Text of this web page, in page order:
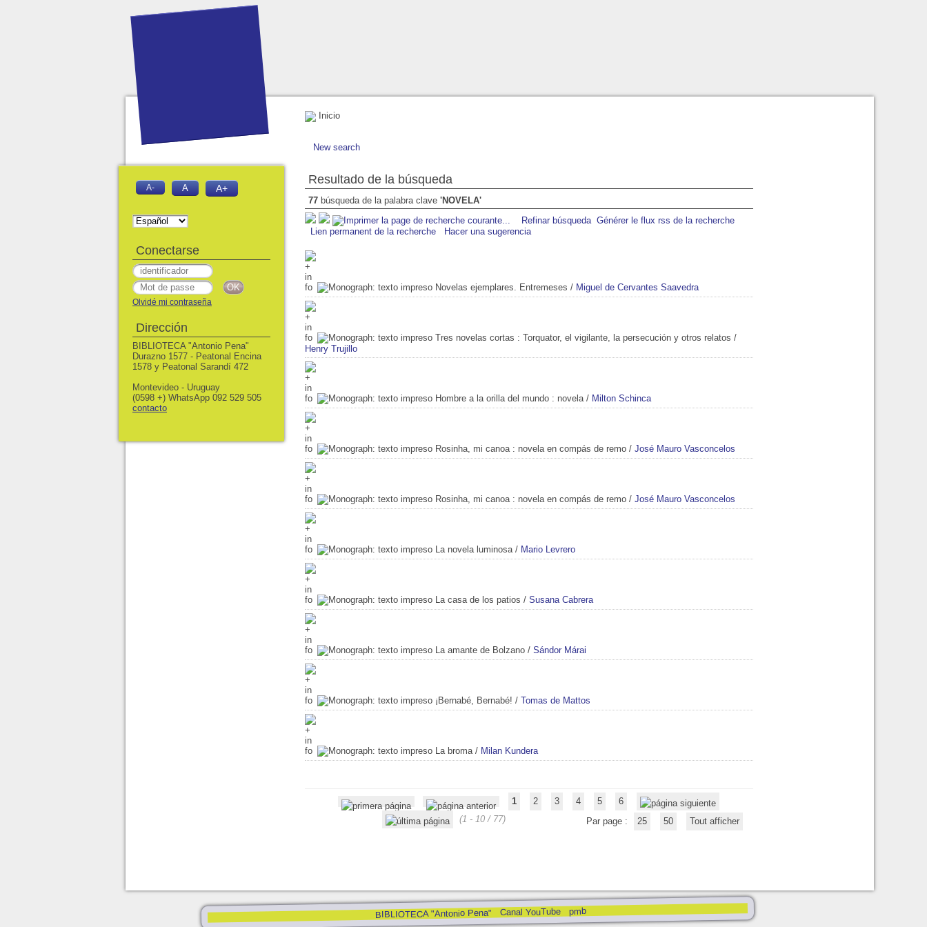
Inicio
New search
Resultado de la búsqueda
77 búsqueda de la palabra clave 'NOVELA'
Refinar búsqueda Générer le flux rss de la recherche
Lien permanent de la recherche
Hacer una sugerencia
Novelas ejemplares. Entremeses / Miguel de Cervantes Saavedra
Tres novelas cortas : Torquator, el vigilante, la persecución y otros relatos /
Henry Trujillo
Hombre a la orilla del mundo : novela / Milton Schinca
Rosinha, mi canoa : novela en compás de remo / José Mauro Vasconcelos
Rosinha, mi canoa : novela en compás de remo / José Mauro Vasconcelos
La novela luminosa / Mario Levrero
La casa de los patios / Susana Cabrera
La amante de Bolzano / Sándor Márai
¡Bernabé, Bernabé! / Tomas de Mattos
La broma / Milan Kundera
1 2 3 4 5
6
(1 - 10 / 77)
Par page : 25 50 Tout afficher
BIBLIOTECA "Antonio Pena" Canal YouTube pmb
A- A A+
Conectarse
Olvidé mi contraseña
Dirección
BIBLIOTECA "Antonio Pena"
Durazno 1577 - Peatonal Encina
1578 y Peatonal Sarandí 472
Montevideo - Uruguay
(0598 +) WhatsApp 092 529 505
contacto